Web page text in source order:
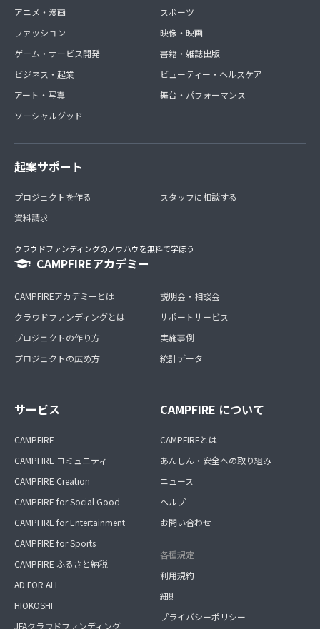
アニメ・漫画
ファッション
ゲーム・サービス開発
ビジネス・起業
アート・写真
ソーシャルグッド
スポーツ
映像・映画
書籍・雑誌出版
ビューティー・ヘルスケア
舞台・パフォーマンス
起案サポート
プロジェクトを作る
資料請求
スタッフに相談する
クラウドファンディングのノウハウを無料で学ぼう
CAMPFIREアカデミー
CAMPFIREアカデミーとは
クラウドファンディングとは
プロジェクトの作り方
プロジェクトの広め方
説明会・相談会
サポートサービス
実施事例
統計データ
サービス
CAMPFIRE
CAMPFIRE コミュニティ
CAMPFIRE Creation
CAMPFIRE for Social Good
CAMPFIRE for Entertainment
CAMPFIRE for Sports
CAMPFIRE ふるさと納税
AD FOR ALL
HIOKOSHI
JFAクラウドファンディング
CAMPFIRE について
CAMPFIREとは
あんしん・安全への取り組み
ニュース
ヘルプ
お問い合わせ
各種規定
利用規約
細則
プライバシーポリシー